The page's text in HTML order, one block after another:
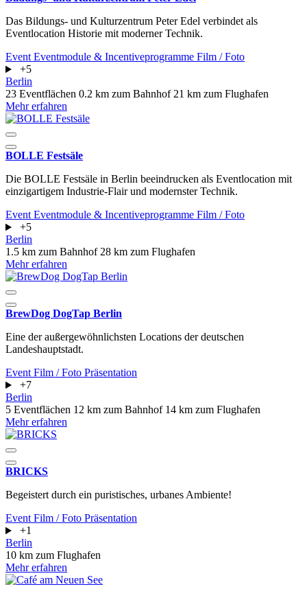
Das Bildungs- und Kulturzentrum Peter Edel verbindet als
Eventlocation Historie mit moderner Technik.
Event Eventmodule & Incentiveprogramme Film / Foto
+5
Berlin
23 Eventflächen 0.2 km zum Bahnhof 21 km zum Flughafen
Mehr erfahren
BOLLE Festsäle
Die BOLLE Festsäle in Berlin beeindrucken als Eventlocation mit
einzigartigem Industrie-Flair und modernster Technik.
Event Eventmodule & Incentiveprogramme Film / Foto
+5
Berlin
1.5 km zum Bahnhof 28 km zum Flughafen
Mehr erfahren
BrewDog DogTap Berlin
Eine der außergewöhnlichsten Locations der deutschen
Landeshauptstadt.
Event Film / Foto Präsentation
+7
Berlin
5 Eventflächen 12 km zum Bahnhof 14 km zum Flughafen
Mehr erfahren
BRICKS
Begeistert durch ein puristisches, urbanes Ambiente!
Event Film / Foto Präsentation
+1
Berlin
10 km zum Flughafen
Mehr erfahren